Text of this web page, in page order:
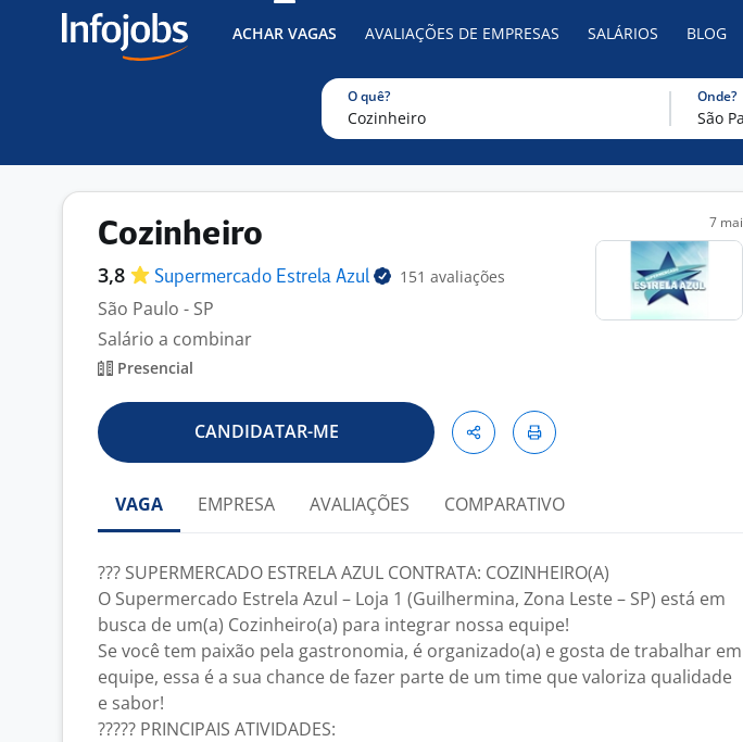
ACHAR VAGAS AVALIAÇÕES DE EMPRESAS SALÁRIOS BLOG
O quê? Onde?
Cozinheiro
3,8 Supermercado Estrela Azul 151 avaliações
São Paulo - SP
Salário a combinar
Presencial
7 mai
CANDIDATAR-ME
VAGA EMPRESA AVALIAÇÕES COMPARATIVO
??? SUPERMERCADO ESTRELA AZUL CONTRATA: COZINHEIRO(A)
O Supermercado Estrela Azul – Loja 1 (Guilhermina, Zona Leste – SP) está em
busca de um(a) Cozinheiro(a) para integrar nossa equipe!
Se você tem paixão pela gastronomia, é organizado(a) e gosta de trabalhar em
equipe, essa é a sua chance de fazer parte de um time que valoriza qualidade
e sabor!
????? PRINCIPAIS ATIVIDADES: